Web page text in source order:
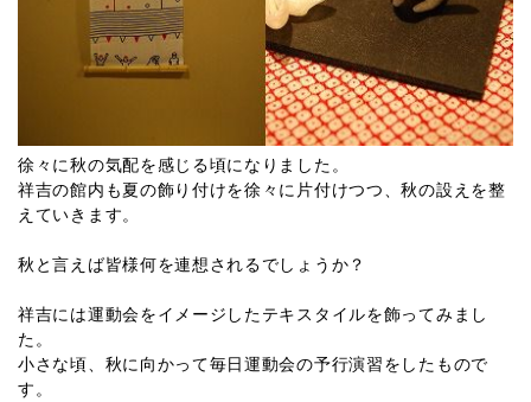
徐々に秋の気配を感じる頃になりました。
祥吉の館内も夏の飾り付けを徐々に片付けつつ、秋の設えを整
えていきます。
秋と言えば皆様何を連想されるでしょうか？
祥吉には運動会をイメージしたテキスタイルを飾ってみまし
た。
小さな頃、秋に向かって毎日運動会の予行演習をしたもので
す。